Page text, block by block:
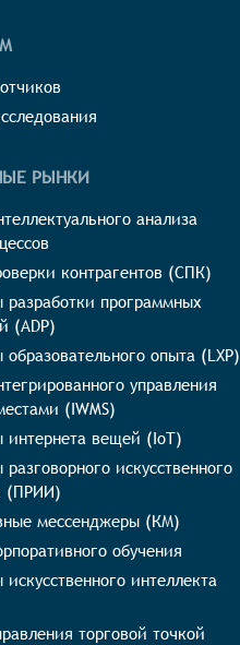
РЫНКИ
анализа
контрагентов (СПК)
программных
(ADP)
опыта (LXP)
управления
(IWMS)
интернета вещей (IoT)
искусственного
(ПРИИ)
мессенджеры (КМ)
обучения
интеллекта
торговой точкой